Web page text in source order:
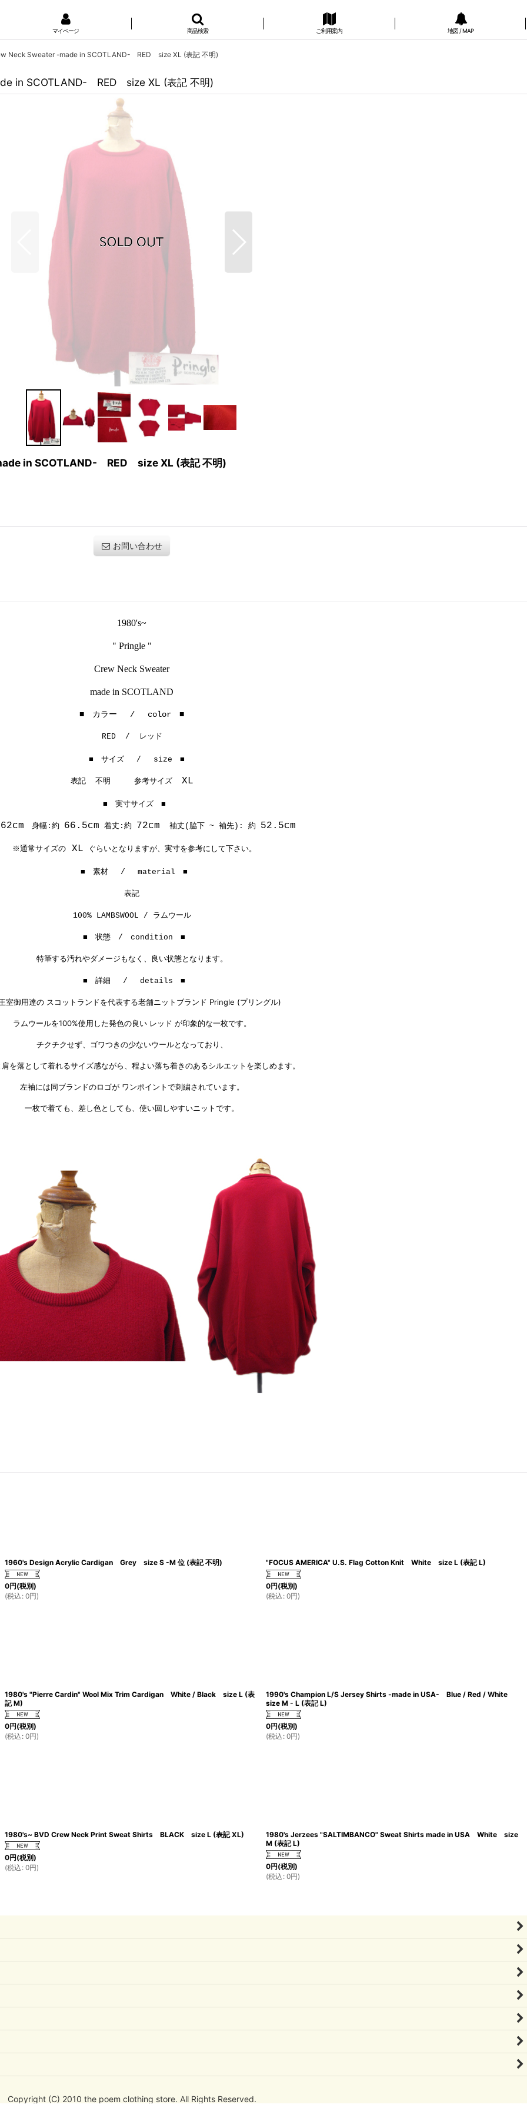
マイページ 商品検索 ご利用案内 地図 / MAP
Neck Sweater -made in SCOTLAND- RED size XL (表記 不明)
in SCOTLAND- RED size XL (表記 不明)
in SCOTLAND- RED size XL (表記 不明)
お問い合わせ
1980's~
" Pringle "
Crew Neck Sweater
made in SCOTLAND
■ カラー / color ■
RED / レッド
■ サイズ / size ■
表記 不明 参考サイズXL
■ 実寸サイズ ■
62cm 身幅:約 66.5cm 着丈:約 72cm 袖丈(脇下 ~ 袖先): 約 52.5cm
※通常サイズのXL ぐらいとなりますが、実寸を参考にして下さい。
■ 素材 / material ■
表記
100% LAMBSWOOL / ラムウール
■ 状態 / condition ■
特筆する汚れやダメージもなく、良い状態となります。
■ 詳細 / details ■
室御用達の スコットランドを代表する老舗ニットブランド Pringle (プリングル)
ラムウールを100%使用した発色の良い レッド が印象的な一枚です。
チクチクせず、ゴワつきの少ないウールとなっており、
を落として着れるサイズ感ながら、程よい落ち着きのあるシルエットを楽しめます。
左袖には同ブランドのロゴが ワンポイントで刺繍されています。
一枚で着ても、差し色としても、使い回しやすいニットです。
1960's Design Acrylic Cardigan Grey size S -M 位 (表記 不明)
0円(税別)
(税込 : 0円)
"FOCUS AMERICA" U.S. Flag Cotton Knit White size L (表記 L)
0円(税別)
(税込 : 0円)
1980's "Pierre Cardin" Wool Mix Trim Cardigan White / Black size L (表
記 M)
0円(税別)
(税込 : 0円)
1990's Champion L/S Jersey Shirts -made in USA- Blue / Red / White
size M - L (表記 L)
0円(税別)
(税込 : 0円)
1980's~ BVD Crew Neck Print Sweat Shirts BLACK size L (表記 XL)
0円(税別)
(税込 : 0円)
1980's Jerzees "SALTIMBANCO" Sweat Shirts made in USA White size
M (表記 L)
0円(税別)
(税込 : 0円)
Copyright (C) 2010 the poem clothing store. All Rights Reserved.